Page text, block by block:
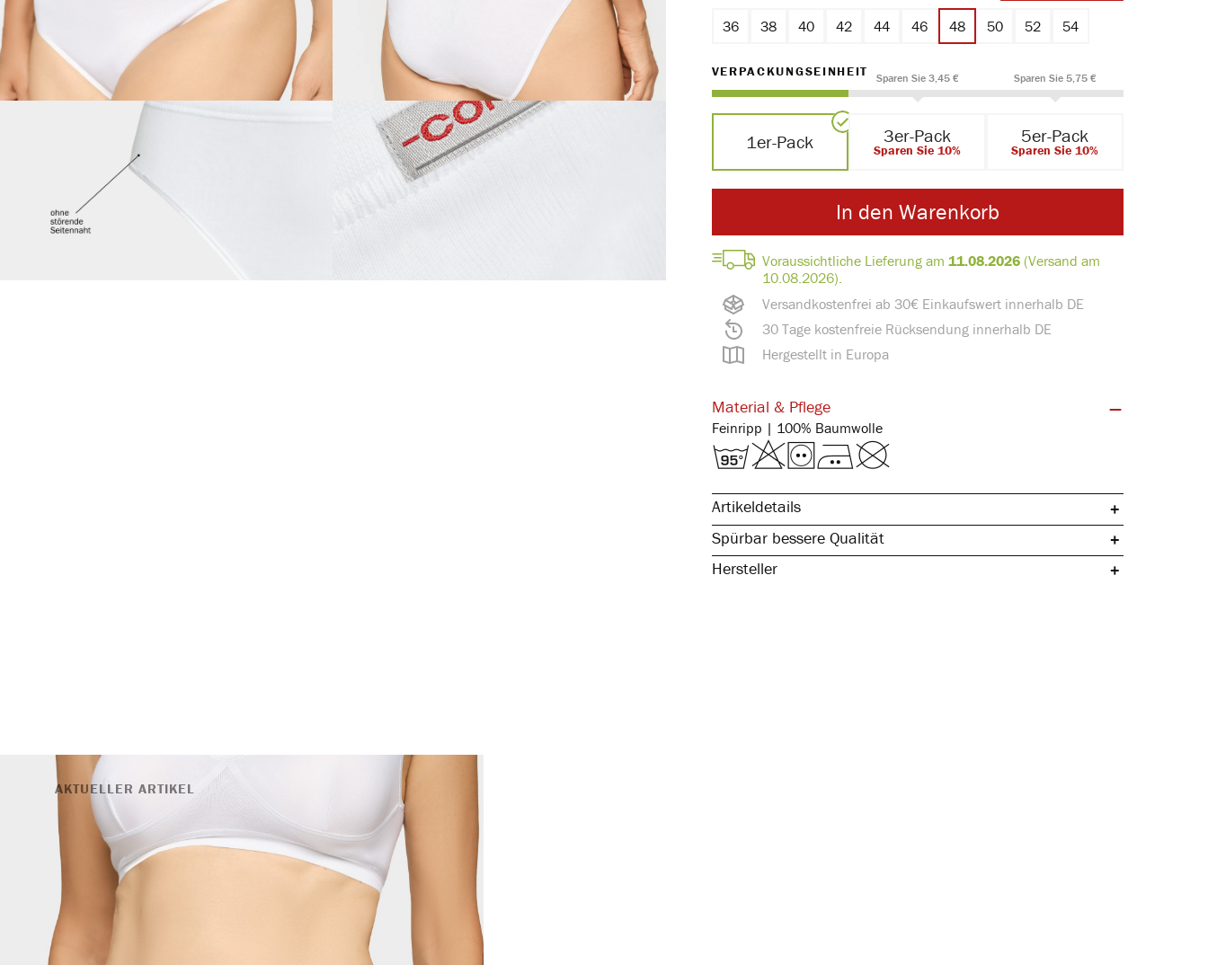
Versandkostenfrei ab 30€ Einkaufswert innerhalb DE
30 Tage kostenfreie Rücksendung innerhalb DE
Hergestellt in Europa
Voraussichtliche Lieferung am 11.08.2026(Versand am
10.08.2026).
36 38 40 42 44 46 48 50 52 54
VERPACKUNGSEINHEIT Sparen Sie 3,45 € Sparen Sie 5,75 €
1er-Pack 3er-Pack
Sparen Sie 10%
5er-Pack
Sparen Sie 10%
In den Warenkorb
Material & Pflege
Feinripp | 100% Baumwolle
Artikeldetails
Spürbar bessere Qualität
Hersteller
AKTUELLER ARTIKEL